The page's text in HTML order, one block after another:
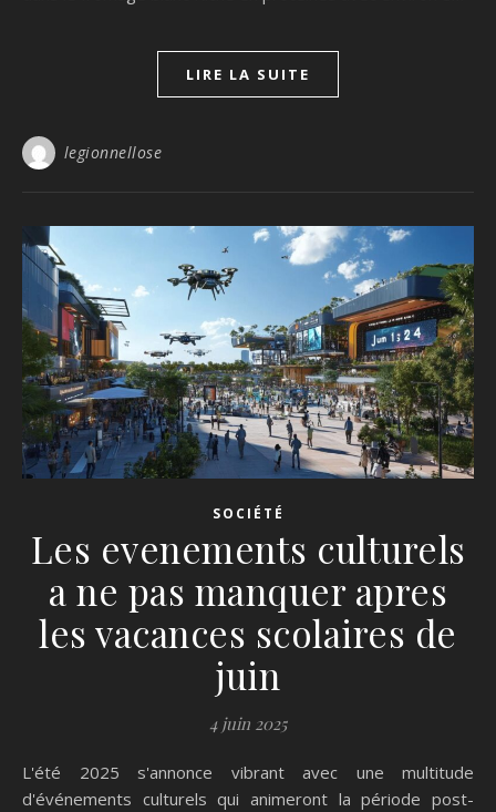
LIRE LA SUITE
legionnellose
SOCIÉTÉ
Les evenements culturels
a ne pas manquer apres
les vacances scolaires de
juin
4 juin 2025
L'été 2025 s'annonce vibrant avec une multitude
d'événements culturels qui animeront la période post-